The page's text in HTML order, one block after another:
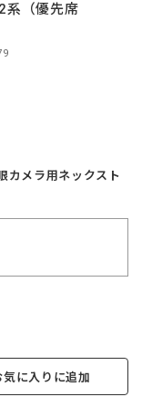
系（優先席
カメラ用ネックスト
気に入りに追加